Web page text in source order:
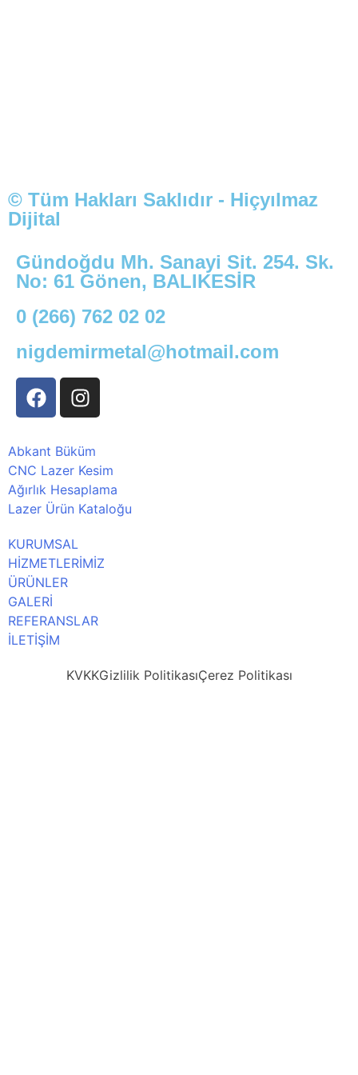
© Tüm Hakları Saklıdır - Hiçyılmaz
Dijital
Gündoğdu Mh. Sanayi Sit. 254. Sk.
No: 61 Gönen, BALIKESİR
0 (266) 762 02 02
nigdemirmetal@hotmail.com
Abkant Büküm
CNC Lazer Kesim
Ağırlık Hesaplama
Lazer Ürün Kataloğu
KURUMSAL
HİZMETLERİMİZ
ÜRÜNLER
GALERİ
REFERANSLAR
İLETİŞİM
KVKKGizlilik PolitikasıÇerez Politikası